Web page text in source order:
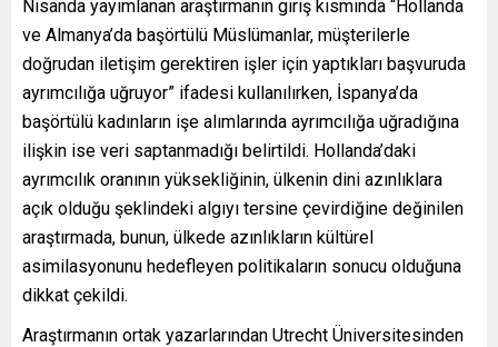
Nisanda yayımlanan araştırmanın giriş kısmında “Hollanda
ve Almanya’da başörtülü Müslümanlar, müşterilerle
doğrudan iletişim gerektiren işler için yaptıkları başvuruda
ayrımcılığa uğruyor” ifadesi kullanılırken, İspanya’da
başörtülü kadınların işe alımlarında ayrımcılığa uğradığına
ilişkin ise veri saptanmadığı belirtildi. Hollanda’daki
ayrımcılık oranının yüksekliğinin, ülkenin dini azınlıklara
açık olduğu şeklindeki algıyı tersine çevirdiğine değinilen
araştırmada, bunun, ülkede azınlıkların kültürel
asimilasyonunu hedefleyen politikaların sonucu olduğuna
dikkat çekildi.
Araştırmanın ortak yazarlarından Utrecht Üniversitesinden